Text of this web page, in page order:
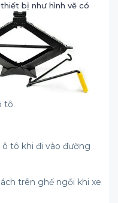
bị như hình vẽ có
tô.
tô khi đi vào đường
trên ghế ngồi khi xe